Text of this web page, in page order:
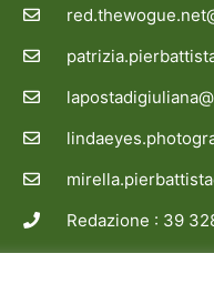
Redazione : 39